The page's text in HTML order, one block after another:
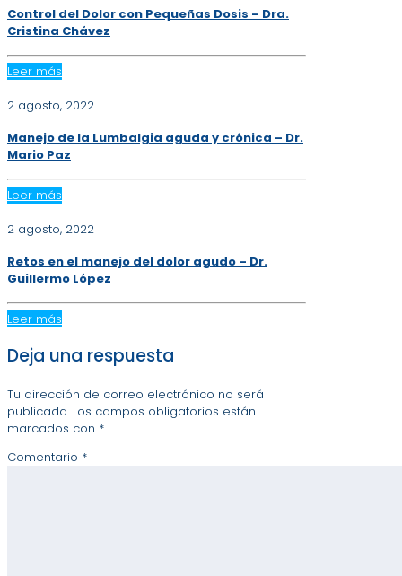
Control del Dolor con Pequeñas Dosis – Dra.
Cristina Chávez
Leer más
2 agosto, 2022
Manejo de la Lumbalgia aguda y crónica – Dr.
Mario Paz
Leer más
2 agosto, 2022
Retos en el manejo del dolor agudo – Dr.
Guillermo López
Leer más
Deja una respuesta
Tu dirección de correo electrónico no será
publicada. Los campos obligatorios están
marcados con *
Comentario *